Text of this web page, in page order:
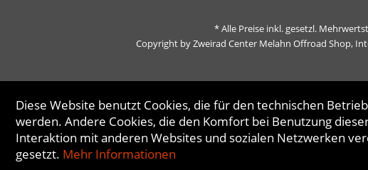
* Alle Preise inkl. gesetzl.
Copyright by Zweirad Center Melahn Offroad Shop,
Diese Website benutzt Cookies, die für den technischen
werden. Andere Cookies, die den Komfort bei Benutzung
Interaktion mit anderen Websites und sozialen Netzwerken
gesetzt. Mehr Informationen